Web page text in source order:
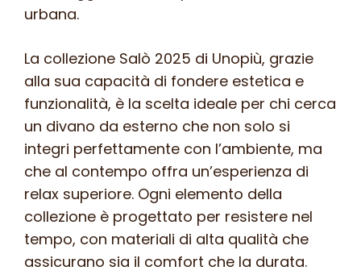
urbana.
La collezione Salò 2025 di Unopiù, grazie
alla sua capacità di fondere estetica e
funzionalità, è la scelta ideale per chi cerca
un divano da esterno che non solo si
integri perfettamente con l’ambiente, ma
che al contempo offra un’esperienza di
relax superiore. Ogni elemento della
collezione è progettato per resistere nel
tempo, con materiali di alta qualità che
assicurano sia il comfort che la durata.